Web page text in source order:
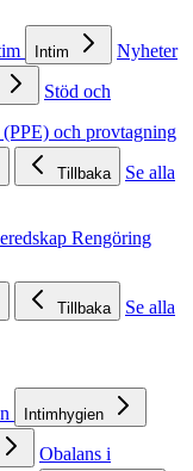
Intim
Nyheter
Stöd och
(PPE) och provtagning
Tillbaka
Se alla
Rengöring
Tillbaka
Se alla
Intimhygien
Obalans i